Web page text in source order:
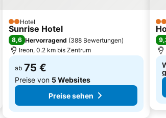
2 Sterne
Hotel
Sunrise Hotel
8,6 Hervorragend (388 Bewertungen)
Ireon, 0.2 km bis Zentrum
ab 75 €
Preise von 5 Websites
Preise sehen
2